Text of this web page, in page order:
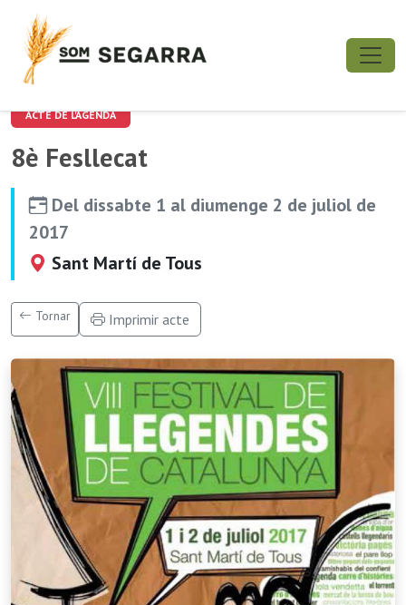
ACTE DE L'AGENDA
8è Fesllecat
Del dissabte 1 al diumenge 2 de juliol de
2017
Sant Martí de Tous
Tornar Imprimir acte